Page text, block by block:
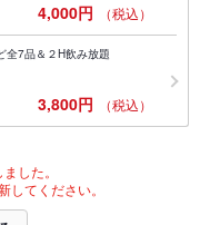
4,000円 （税込）
全7品＆２H飲み放題
3,800円 （税込）
した。
てください。